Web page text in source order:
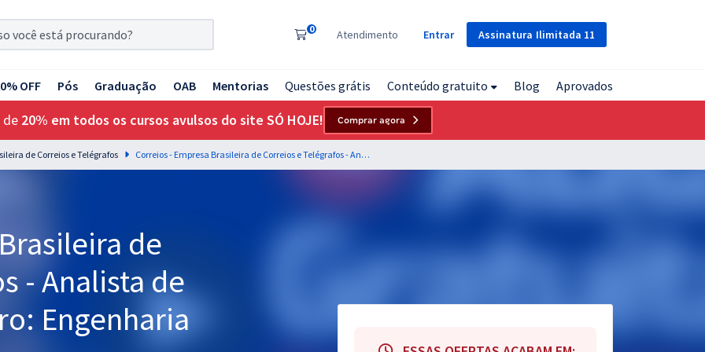
Assinatura Ilimitada 11
0 Atendimento Entrar
OFF Pós Graduação OAB Mentorias Questões grátis Conteúdo gratuito Blog Aprovados
de 20% em todos os cursos avulsos do site SÓ HOJE! Comprar agora
de Correios e Telégrafos Correios - Empresa Brasileira de Correios e Telégrafos - Analista de Correios - Engenheiro: Engenharia Eletrônica
de
- Analista de
Engenharia